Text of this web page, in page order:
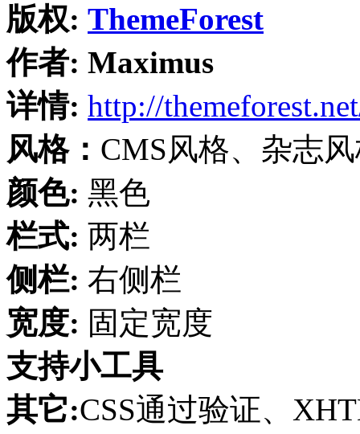
版权: ThemeForest
作者: Maximus
详情: http://
风格： CMS风格、杂志
颜色: 黑色
栏式: 两栏
侧栏: 右侧栏
宽度: 固定宽度
支持小工具
其它:CSS通过验证、